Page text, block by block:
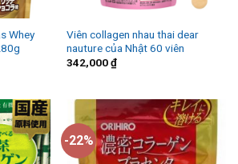
Whey
Viên collagen nhau thai dear
nauture của Nhật 60 viên
342,000₫
-22%